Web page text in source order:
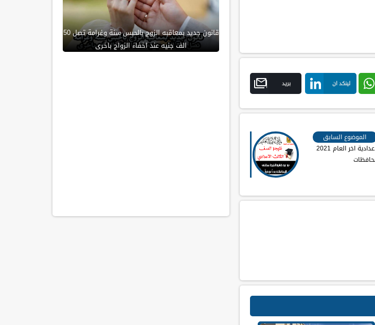
لينكد ان بريد
الموضوع السابق
نتيجة الشهادة الاعدادية اخر العام 2021
قانون جديد بمعاقبه الزوج بالحبس سنة وغرامة تصل 50
الف جنيه عند اخفاء الزواج باخرى